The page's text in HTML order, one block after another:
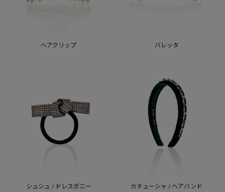
ヘアクリップ バレッタ
シュシュ / ドレスポニー カチューシャ / ヘアバンド